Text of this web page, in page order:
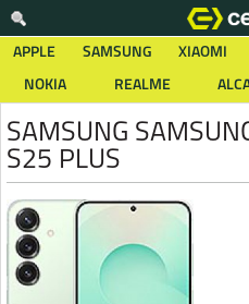
APPLE SAMSUNG XIAOMI
NOKIA
REALME
SAMSUNG
S25 PLUS